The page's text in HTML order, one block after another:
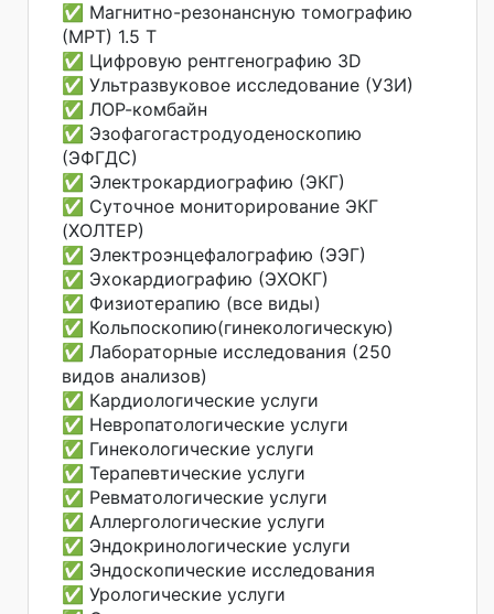
✅ Магнитно-резонансную томографию
(МРТ) 1.5 Т
✅ Цифровую рентгенографию 3D
✅ Ультразвуковое исследование (УЗИ)
✅ ЛОР-комбайн
✅ Эзофагогастродуоденоскопию
(ЭФГДС)
✅ Электрокардиографию (ЭКГ)
✅ Суточное мониторирование ЭКГ
(ХОЛТЕР)
✅ Электроэнцефалографию (ЭЭГ)
✅ Эхокардиографию (ЭХОКГ)
✅ Физиотерапию (все виды)
✅ Кольпоскопию(гинекологическую)
✅ Лабораторные исследования (250
видов анализов)
✅ Кардиологические услуги
✅ Невропатологические услуги
✅ Гинекологические услуги
✅ Терапевтические услуги
✅ Ревматологические услуги
✅ Аллергологические услуги
✅ Эндокринологические услуги
✅ Эндоскопические исследования
✅ Урологические услуги